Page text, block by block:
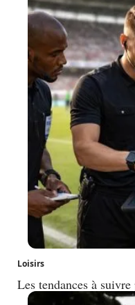
Loisirs
Les tendances à